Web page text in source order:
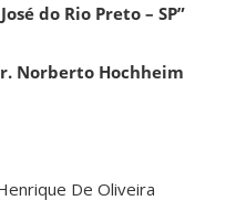
do Rio Preto – SP”
Norberto Hochheim
De Oliveira